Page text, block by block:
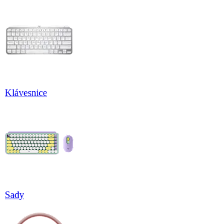
Klávesnice
Sady